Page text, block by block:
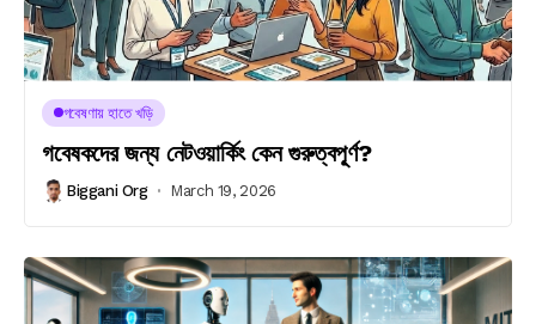
গবেষণায় হাতে খড়ি
গবেষকদের জন্য নেটওয়ার্কিং কেন গুরুত্বপূ্র্ণ?
Biggani Org March 19, 2026